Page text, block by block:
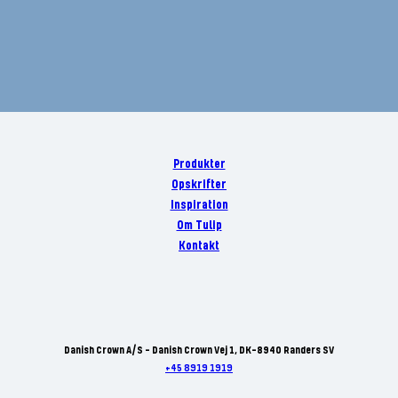
Produkter
Opskrifter
Inspiration
Om Tulip
Kontakt
Danish Crown A/S - Danish Crown Vej 1, DK-8940 Randers SV
+45 8919 1919